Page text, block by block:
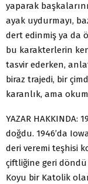
yaparak
ayak uydurmayı,
dert edinmiş ya da
bu karakterlerin
tasvir ederken,
biraz trajedi, bir
karanlık, ama
YAZAR HAKKINDA:
doğdu. 1946’da
deri veremi teşhisi
çiftliğine geri döndü
Koyu bir Katolik